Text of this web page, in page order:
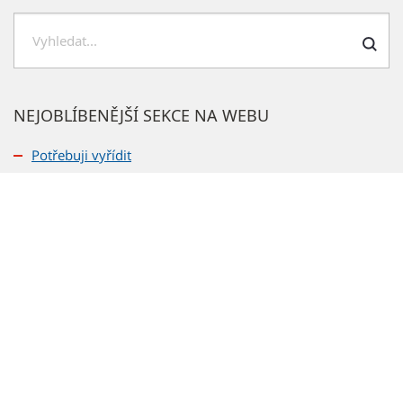
NEJOBLÍBENĚJŠÍ SEKCE NA WEBU
Potřebuji vyřídit